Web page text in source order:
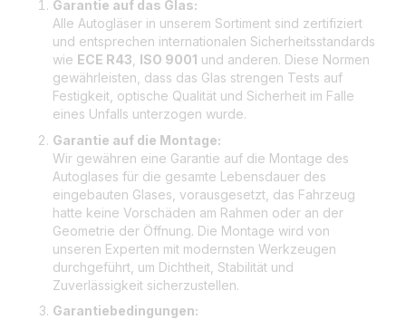
Garantie auf das Glas:
Alle Autogläser in unserem Sortiment sind zertifiziert
und entsprechen internationalen Sicherheitsstandards
wie ECE R43 ISO 9001 und anderen. Diese Normen
gewährleisten, dass das Glas strengen Tests auf
Festigkeit, optische Qualität und Sicherheit im Falle
eines Unfalls unterzogen wurde.
Garantie auf die Montage:
Wir gewähren eine Garantie auf die Montage des
Autoglases für die gesamte Lebensdauer des
eingebauten Glases, vorausgesetzt, das Fahrzeug
hatte keine Vorschäden am Rahmen oder an der
Geometrie der Öffnung. Die Montage wird von
unseren Experten mit modernsten Werkzeugen
durchgeführt, um Dichtheit, Stabilität und
Zuverlässigkeit sicherzustellen.
Garantiebedingungen: